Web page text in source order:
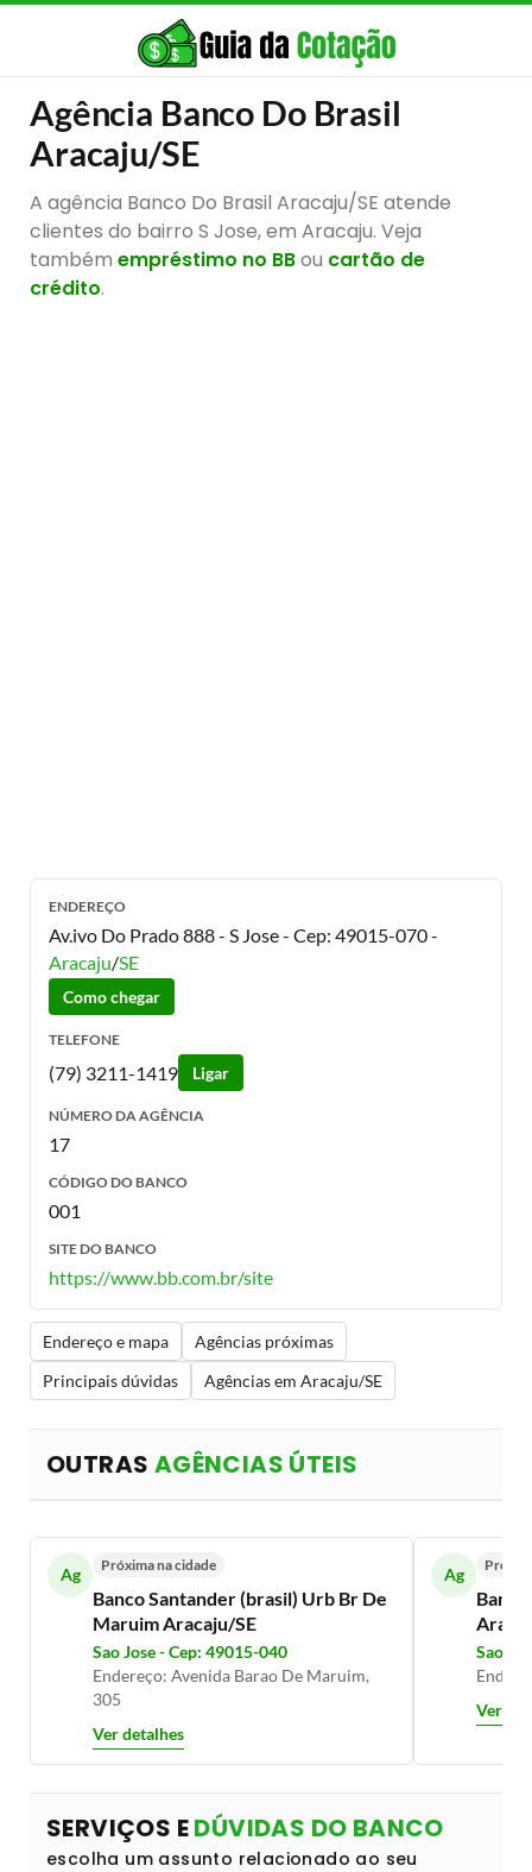
Agência Banco Do Brasil
Aracaju/SE
A agência Banco Do Brasil Aracaju/SE atende
clientes do bairro S Jose, em Aracaju. Veja
também empréstimo no BBou cartão de
crédito.
ENDEREÇO
Av.ivo Do Prado 888 - S Jose- Cep: 49015-070-
Aracaju/SE
Como chegar
TELEFONE
(79) 3211-1419 Ligar
NÚMERO DA AGÊNCIA
17
CÓDIGO DO BANCO
001
SITE DO BANCO
https://www.bb.com.br/site
Endereço e mapa
Agências próximas
Principais dúvidas
Agências em Aracaju/SE
OUTRAS AGÊNCIAS ÚTEIS
Ag Próxima na cidade
Banco Santander (brasil) Urb Br De
Maruim Aracaju/SE
Sao Jose - Cep: 49015-040
Endereço: Avenida Barao De Maruim,
305
Ver detalhes
Ag
Sao
Ver
SERVIÇOS EDÚVIDAS DO BANCO
escolha um assunto relacionado ao seu